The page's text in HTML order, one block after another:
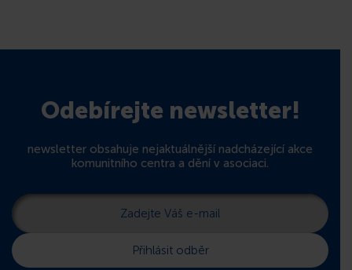
Odebírejte newsletter!
newsletter obsahuje nejaktuálnější nadcházející akce
komunitního centra a dění v asociaci.